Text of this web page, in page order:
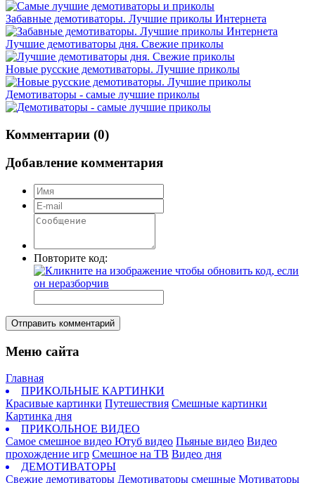
Забавные демотиваторы. Лучшие приколы Интернета
Лучшие демотиваторы дня. Свежие приколы
Новые русские демотиваторы. Лучшие приколы
Демотиваторы - самые лучшие приколы
Комментарии (0)
Добавление комментария
Повторите код:
Отправить комментарий
Меню сайта
Главная
ПРИКОЛЬНЫЕ КАРТИНКИ
Красивые картинки Путешествия Смешные картинки
Картинка дня
ПРИКОЛЬНОЕ ВИДЕО
Самое смешное видео Ютуб видео Пьяные видео Видео
прохождение игр Смешное на ТВ Видео дня
ДЕМОТИВАТОРЫ
Свежие демотиваторы Демотиваторы смешные Мотиваторы